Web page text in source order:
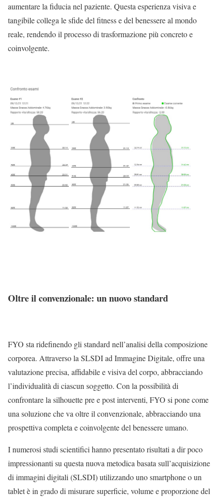
aumentare la fiducia nel paziente. Questa esperienza visiva e
tangibile collega le sfide del fitness e del benessere al mondo
reale, rendendo il processo di trasformazione più concreto e
coinvolgente.
Oltre il convenzionale: un nuovo standard
FYO sta ridefinendo gli standard nell’analisi della composizione
corporea. Attraverso la SLSDI ad Immagine Digitale, offre una
valutazione precisa, affidabile e visiva del corpo, abbracciando
l’individualità di ciascun soggetto. Con la possibilità di
confrontare la silhouette pre e post interventi, FYO si pone come
una soluzione che va oltre il convenzionale, abbracciando una
prospettiva completa e coinvolgente del benessere umano.
I numerosi studi scientifici hanno presentato risultati a dir poco
impressionanti su questa nuova metodica basata sull’acquisizione
di immagini digitali (SLSDI) utilizzando uno smartphone o un
tablet è in grado di misuraresuperficie, volume e proporzione del